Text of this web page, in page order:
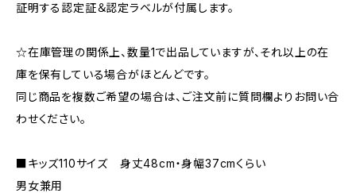
証明する認定証＆認定ラベルが付属します。
☆在庫管理の関係上、数量1で出品していますが、それ以上の在
庫を保有している場合がほとんどです。
同じ商品を複数ご希望の場合は、ご注文前に質問欄よりお問い合
わせください。
■キッズ110サイズ 身丈48cm・身幅37cmくらい
男女兼用